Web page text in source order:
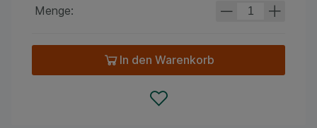
Menge:
In den Warenkorb